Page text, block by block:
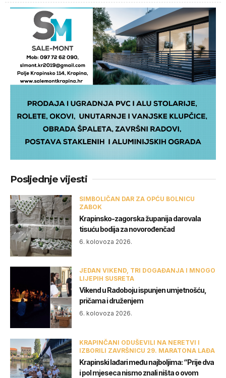
Posljednje vijesti
SIMBOLIČAN DAR ZA OPĆU BOLNICU
ZABOK
Krapinsko-zagorska županija darovala
tisuću bodija za novorođenčad
6. kolovoza 2026.
JEDAN VIKEND, TRI DOGAĐANJA I MNOGO
LIJEPIH SUSRETA
Vikend u Radoboju ispunjen umjetnošću,
pričama i druženjem
6. kolovoza 2026.
KRAPINČANI ODUŠEVILI NA NERETVI I
IZBORILI ZAVRŠNICU 29. MARATONA LAĐA
Krapinski lađari među najboljima: “Prije dva
i pol mjeseca nismo znali ništa o ovom